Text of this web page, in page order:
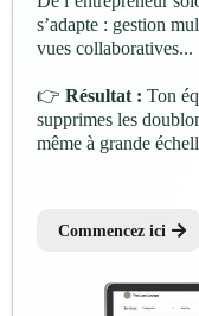
s’adapte : gestion
vues collaboratives...
👉 Résultat : Ton
supprimes les
même à grande
Commencez ici